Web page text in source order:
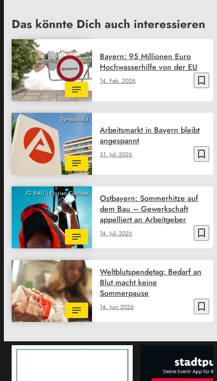
Das könnte Dich auch interessieren
bookmark_border
14. Feb. 2026
Bayern: 95 Millionen Euro
Hochwasserhilfe von der EU
Symbolbild
bookmark_border
31. Juli 2026
Arbeitsmarkt in Bayern bleibt
angespannt
IG BAU | Florian Göricke
bookmark_border
14. Juli 2026
Ostbayern: Sommerhitze auf
dem Bau – Gewerkschaft
appelliert an Arbeitgeber
bookmark_border
14. Juni 2026
Weltblutspendetag: Bedarf an
Blut macht keine
Sommerpause